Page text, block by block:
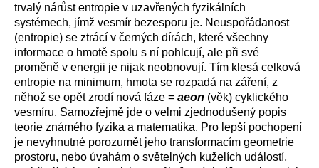
trvalý nárůst entropie v uzavřených fyzikálních
systémech, jímž vesmír bezesporu je. Neuspořádanost
(entropie) se ztrácí v černých dírách, které všechny
informace o hmotě spolu s ní pohlcují, ale při své
proměně v energii je nijak neobnovují. Tím klesá celková
entropie na minimum, hmota se rozpadá na záření, z
něhož se opět zrodí nová fáze = aeon (věk) cyklického
vesmíru. Samozřejmě jde o velmi zjednodušený popis
teorie známého fyzika a matematika. Pro lepší pochopení
je nevyhnutné porozumět jeho transformacím geometrie
prostoru, nebo úvahám o světelných kuželích událostí,